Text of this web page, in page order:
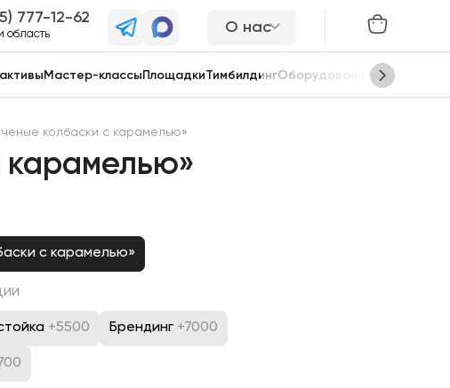
777-12-62
область О нас
Мастер-классы ПлощадкиТимбилдингОборудование Сцены
колбаски с карамелью»
карамелью»
с карамелью»
+5500 Брендинг +7000